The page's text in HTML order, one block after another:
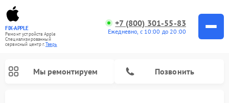
FIX-APPLE
Ремонт устройств Apple
Специализированный
cервисный центр г.Тверь
+7 (800) 301-55-83
Ежедневно, с 10:00 до 20:00
Мы ремонтируем Позвонить